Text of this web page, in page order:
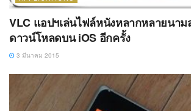
VLC แอปฯเล่นไฟล์หนังหลากหลายนาม
ดาวน์โหลดบน iOS อีกครั้ง
3 มีนาคม 2015